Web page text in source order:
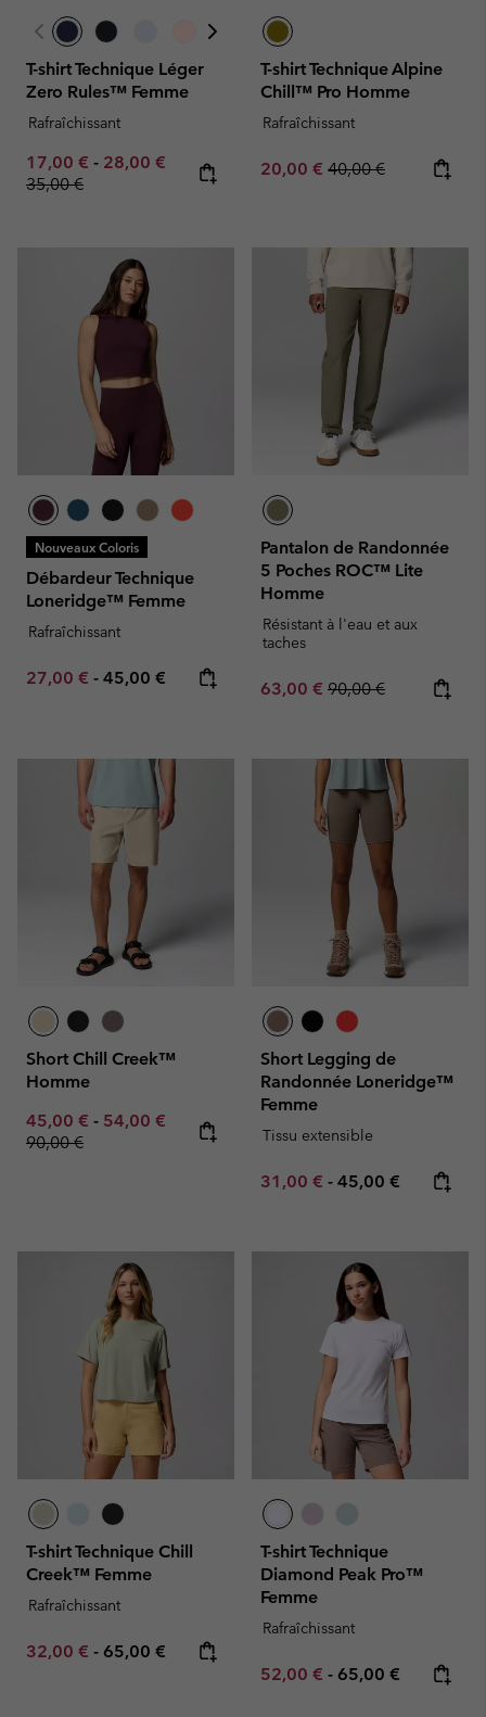
T-shirt Technique Léger
Zero Rules™ Femme
Rafraîchissant
Minimum sale price:
17,00 € - Maximum sale price:
28,00 € Regular price:
35,00 €
T-shirt Technique Alpine
Chill™ Pro Homme
Rafraîchissant
Sale price:
20,00 € Regular price:
40,00 €
Nouveaux Coloris
Débardeur Technique
Loneridge™ Femme
Rafraîchissant
Minimum sale price:
27,00 € - Maximum price:
45,00 €
Pantalon de Randonnée
5 Poches ROC™ Lite
Homme
Résistant à l'eau et aux
taches
Sale price:
63,00 € Regular price:
90,00 €
Short Chill Creek™
Homme
Minimum sale price:
45,00 € - Maximum sale price:
54,00 € Regular price:
90,00 €
Short Legging de
Randonnée Loneridge™
Femme
Tissu extensible
Minimum sale price:
31,00 € - Maximum price:
45,00 €
T-shirt Technique Chill
Creek™ Femme
Rafraîchissant
Minimum sale price:
32,00 € - Maximum price:
65,00 €
T-shirt Technique
Diamond Peak Pro™
Femme
Rafraîchissant
Minimum sale price:
52,00 € - Maximum price:
65,00 €